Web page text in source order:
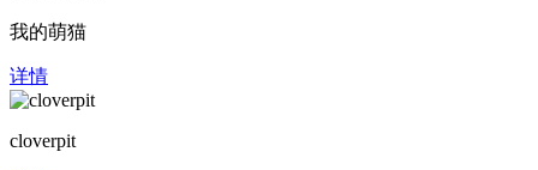
我的萌猫
详情
cloverpit